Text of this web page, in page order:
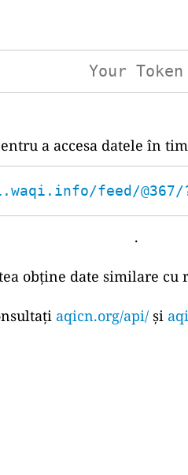
a accesa datele în
feed/@367/
.
obține date similare cu
aqicn.org/api/ și